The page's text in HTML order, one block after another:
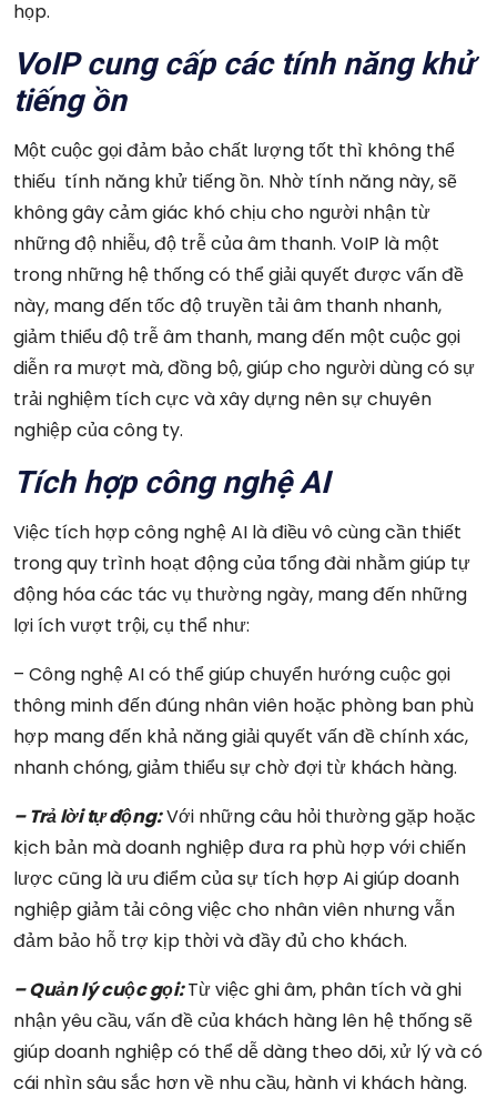
họp.
VoIP cung cấp các tính năng khử
tiếng ồn
Một cuộc gọi đảm bảo chất lượng tốt thì không thể
thiếu tính năng khử tiếng ồn. Nhờ tính năng này, sẽ
không gây cảm giác khó chịu cho người nhận từ
những độ nhiễu, độ trễ của âm thanh. VoIP là một
trong những hệ thống có thể giải quyết được vấn đề
này, mang đến tốc độ truyền tải âm thanh nhanh,
giảm thiểu độ trễ âm thanh, mang đến một cuộc gọi
diễn ra mượt mà, đồng bộ, giúp cho người dùng có sự
trải nghiệm tích cực và xây dựng nên sự chuyên
nghiệp của công ty.
Tích hợp công nghệ AI
Việc tích hợp công nghệ AI là điều vô cùng cần thiết
trong quy trình hoạt động của tổng đài nhằm giúp tự
động hóa các tác vụ thường ngày, mang đến những
lợi ích vượt trội, cụ thể như:
– Công nghệ AI có thể giúp chuyển hướng cuộc gọi
thông minh đến đúng nhân viên hoặc phòng ban phù
hợp mang đến khả năng giải quyết vấn đề chính xác,
nhanh chóng, giảm thiểu sự chờ đợi từ khách hàng.
– Trả lời tự động:Với những câu hỏi thường gặp hoặc
kịch bản mà doanh nghiệp đưa ra phù hợp với chiến
lược cũng là ưu điểm của sự tích hợp Ai giúp doanh
nghiệp giảm tải công việc cho nhân viên nhưng vẫn
đảm bảo hỗ trợ kịp thời và đầy đủ cho khách.
– Quản lý cuộc gọi:Từ việc ghi âm, phân tích và ghi
nhận yêu cầu, vấn đề của khách hàng lên hệ thống sẽ
giúp doanh nghiệp có thể dễ dàng theo dõi, xử lý và có
cái nhìn sâu sắc hơn về nhu cầu, hành vi khách hàng.